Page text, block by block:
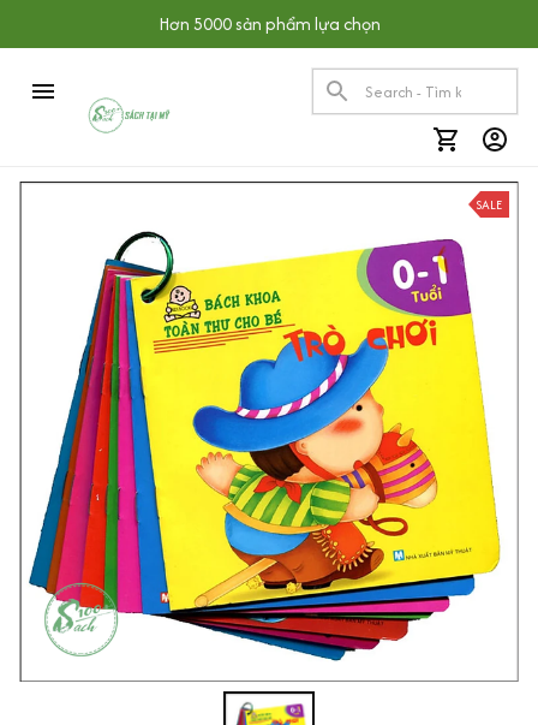
Hơn 5000 sản phẩm lựa chọn
SALE